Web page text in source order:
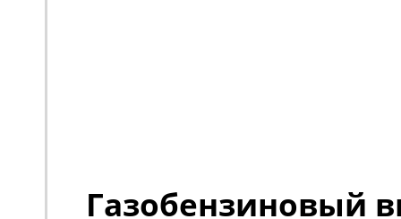
Газобензиновый